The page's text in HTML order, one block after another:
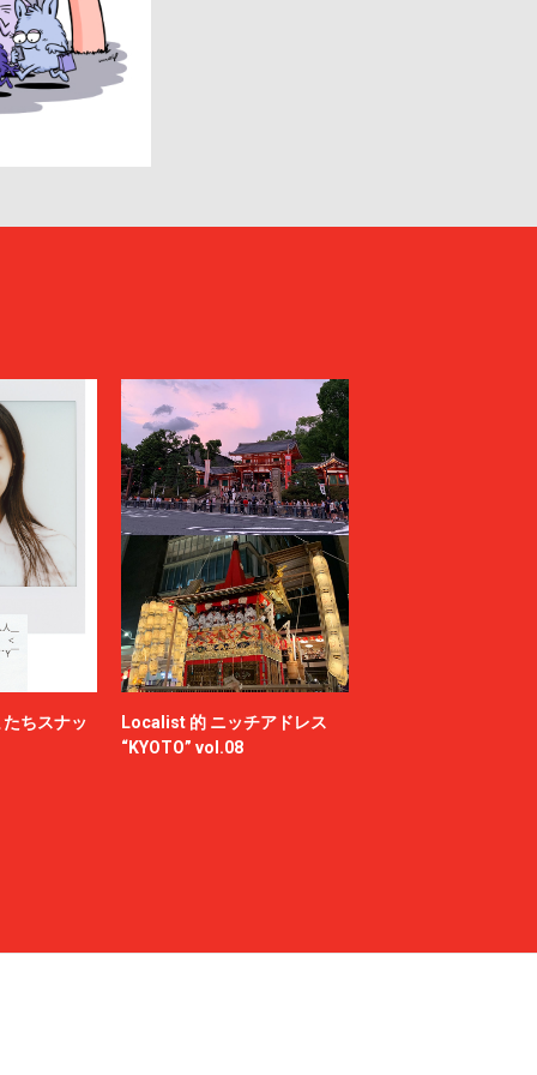
ちスナッ
Localist 的 ニッチアドレス
“KYOTO” vol.08